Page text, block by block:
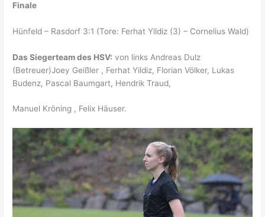
Finale
Hünfeld – Rasdorf 3:1 (Tore: Ferhat Yildiz (3) – Cornelius Wald)
Das Siegerteam des HSV: von links Andreas Dulz
(Betreuer)Joey Geißler , Ferhat Yildiz, Florian Völker, Lukas
Budenz, Pascal Baumgart, Hendrik Traud,
Manuel Kröning , Felix Häuser.